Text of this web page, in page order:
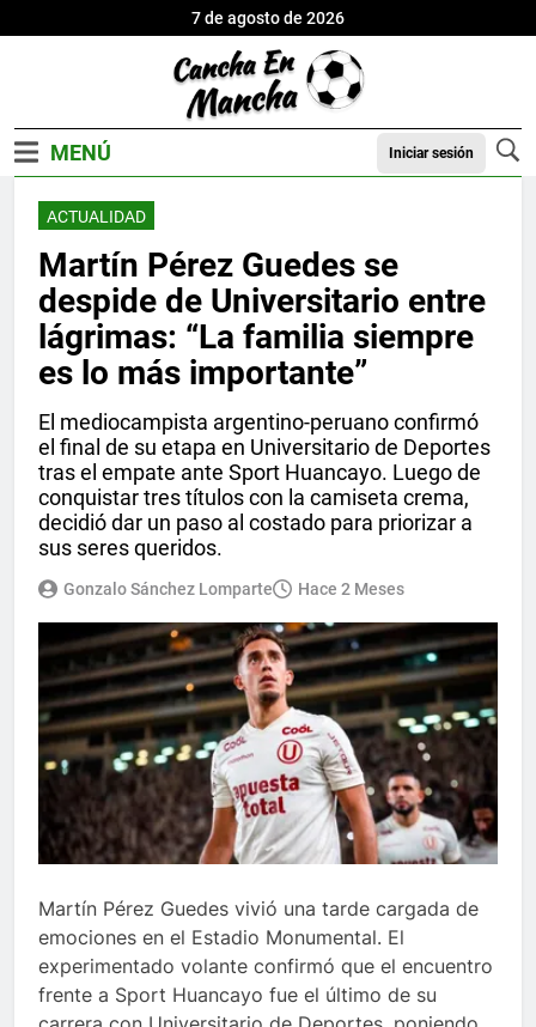
7 de agosto de 2026
Iniciar sesión
ACTUALIDAD
Martín Pérez Guedes se
despide de Universitario entre
lágrimas: “La familia siempre
es lo más importante”
El mediocampista argentino-peruano confirmó
el final de su etapa en Universitario de Deportes
tras el empate ante Sport Huancayo. Luego de
conquistar tres títulos con la camiseta crema,
decidió dar un paso al costado para priorizar a
sus seres queridos.
Gonzalo Sánchez Lomparte Hace 2 Meses
Martín Pérez Guedes vivió una tarde cargada de
emociones en el Estadio Monumental. El
experimentado volante confirmó que el encuentro
frente a Sport Huancayo fue el último de su